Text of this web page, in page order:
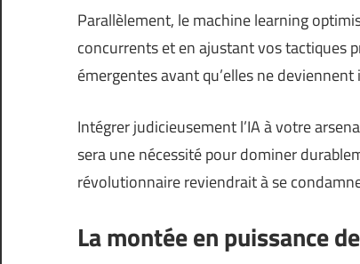
Parallèlement, le machine learning
concurrents et en ajustant vos tactiques
émergentes avant qu’elles ne
Intégrer judicieusement l’IA à votre
sera une nécessité pour dominer
révolutionnaire reviendrait à se
La montée en puissance